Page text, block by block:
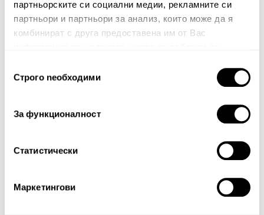
партньорските си социални медии, рекламните си
партньори и партньори за анализ, които може да я
комбинират с друга предоставена им от Вас
наСтрого nеобходими
За функционалност
Статистически
Маркетингови
Забележка: HTML не се поддържа!
Най-висока